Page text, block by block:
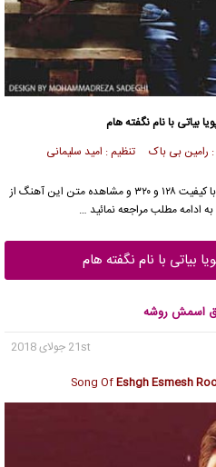
بیاتی با نام نگفته هام
رامین بی باک تنظیم : امید سلیمانی
با کیفیت ۱۲۸ و ۳۲۰ و مشاهده متن این آهنگ از
ادامه مطلب مراجعه نمائید …
بیاتی با نام نگفته هام
اسمش روشه
21st جولای 2018
Song OfEshgh Esmesh